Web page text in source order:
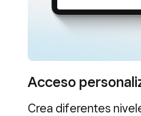
Acceso
Crea diferentes